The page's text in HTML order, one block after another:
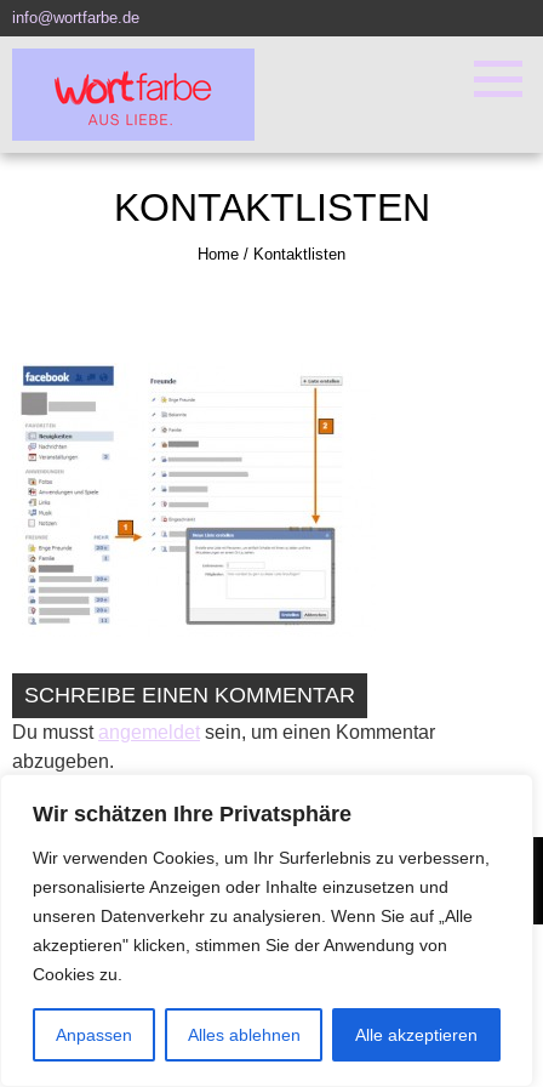
Wir schätzen Ihre Privatsphäre
Wir verwenden Cookies, um Ihr Surferlebnis zu verbessern,
personalisierte Anzeigen oder Inhalte einzusetzen und
unseren Datenverkehr zu analysieren. Wenn Sie auf „Alle
akzeptieren" klicken, stimmen Sie der Anwendung von
Cookies zu.
Anpassen Alles ablehnen Alle akzeptieren
info@wortfarbe.de
KONTAKTLISTEN
Home / Kontaktlisten
SCHREIBE EINEN KOMMENTAR
Du musst angemeldet sein, um einen Kommentar
abzugeben.
@2022 wortfarbe
Impressum
Datenschutzerklärung